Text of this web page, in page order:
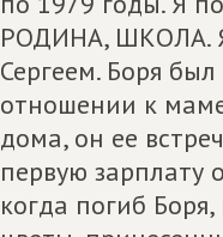
РОДИНА, ШКОЛА.
Сергеем. Боря
отношении к
дома, он ее
первую зарплату
когда погиб